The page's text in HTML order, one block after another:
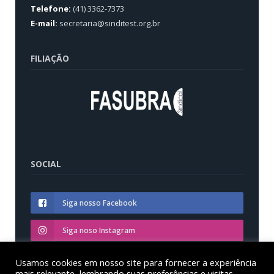
Telefone: (41) 3362-7373
E-mail: secretaria@sinditest.org.br
FILIAÇÃO
SOCIAL
Siga nosso Facebook
Siga noso Instagram
Siga nosso YouTube
Usamos cookies em nosso site para fornecer a experiência